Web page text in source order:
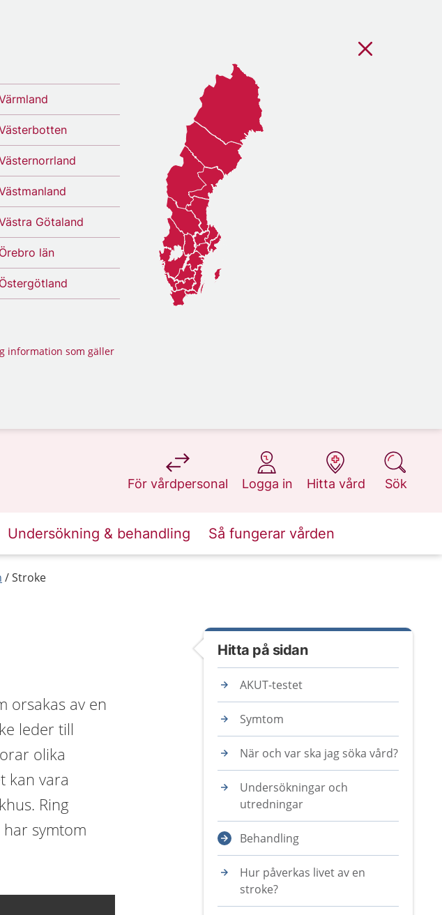
Götaland
Örebro län
Östergötland
information som gäller
För vårdpersonal
på 1177.se
Logga in
på 1177.se
Hitta vård
på 1177.se
Sök
på 1177.se
Undersökning & behandling Så fungerar vården
Stroke
orsakas av en
leder till
olika
kan vara
Ring
symtom
Hitta på sidan
AKUT-testet
Symtom
När och var ska jag söka vård?
Undersökningar och
utredningar
Behandling
Hur påverkas livet av en
stroke?